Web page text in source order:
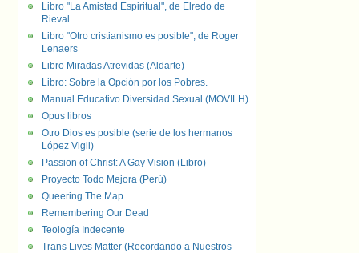
Libro "La Amistad Espiritual", de Elredo de
Rieval.
Libro "Otro cristianismo es posible", de Roger
Lenaers
Libro Miradas Atrevidas (Aldarte)
Libro: Sobre la Opción por los Pobres.
Manual Educativo Diversidad Sexual (MOVILH)
Opus libros
Otro Dios es posible (serie de los hermanos
López Vigil)
Passion of Christ: A Gay Vision (Libro)
Proyecto Todo Mejora (Perú)
Queering The Map
Remembering Our Dead
Teología Indecente
Trans Lives Matter (Recordando a Nuestros